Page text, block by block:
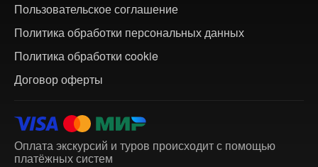
Пользовательское соглашение
Политика обработки персональных данных
Политика обработки cookie
Договор оферты
Оплата экскурсий и туров происходит с помощью
платёжных систем